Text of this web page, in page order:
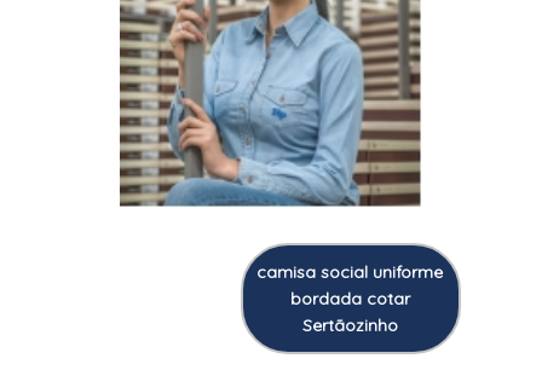
camisa social uniforme
bordada cotar
Sertãozinho